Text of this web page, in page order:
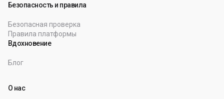
Безопасность и правила
Безопасная проверка
Правила платформы
Вдохновение
Блог
О нас